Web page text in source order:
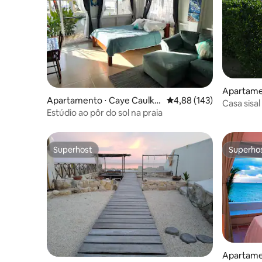
Apartamento ⋅ Caye Caulke
r
4,88 de uma avaliação
4,88 (143)
Estúdio ao pôr do sol na praia
Casa sisal
Superhost
Superhost